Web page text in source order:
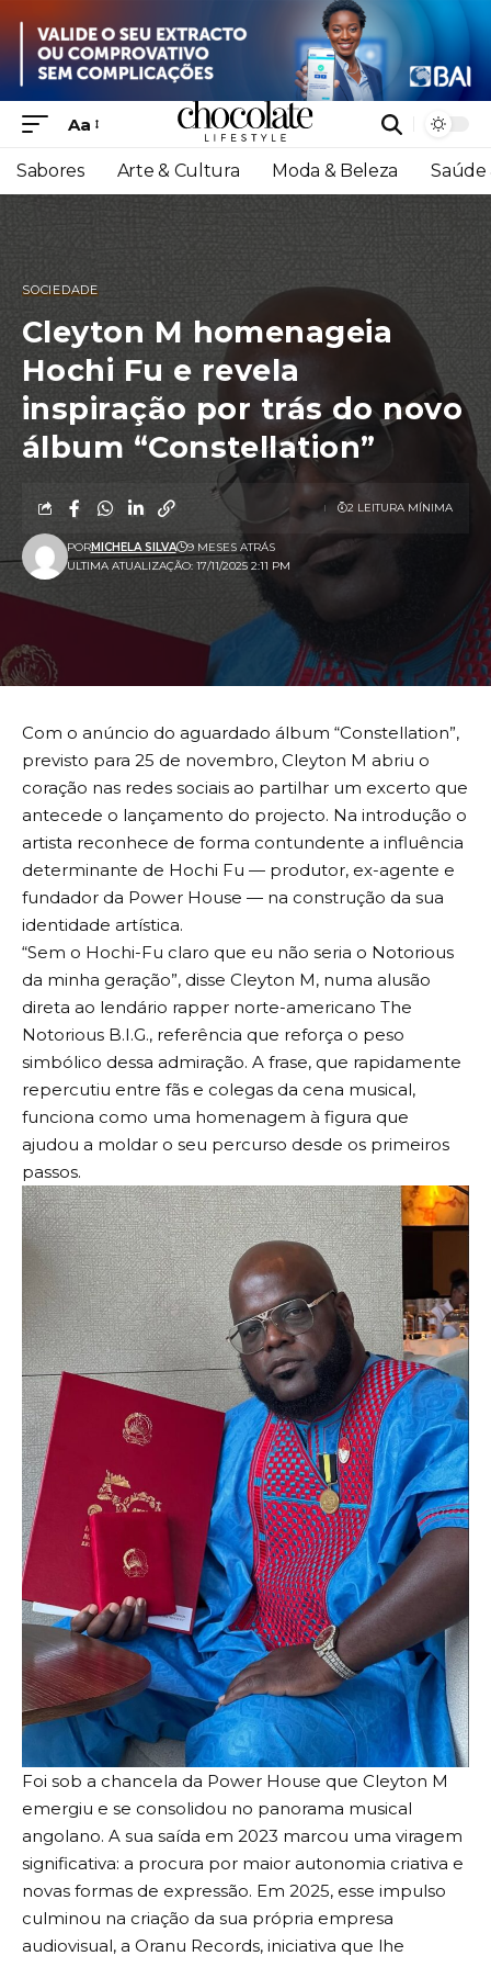
Aa
Sabores Arte & Cultura Moda & Beleza Saúde
SOCIEDADE
Cleyton M homenageia
Hochi Fu e revela
inspiração por trás do novo
álbum “Constellation”
ULTIMA ATUALIZAÇÃO: 17/11/2025 2:11 PM
PORMICHELA SILVA 9 MESES ATRÁS
2 LEITURA MÍNIMA
Com o anúncio do aguardado álbum “Constellation”,
previsto para 25 de novembro, Cleyton M abriu o
coração nas redes sociais ao partilhar um excerto que
antecede o lançamento do projecto. Na introdução o
artista reconhece de forma contundente a influência
determinante de Hochi Fu — produtor, ex-agente e
fundador da Power House — na construção da sua
identidade artística.
“Sem o Hochi-Fu claro que eu não seria o Notorious
da minha geração”, disse Cleyton M, numa alusão
direta ao lendário rapper norte-americano The
Notorious B.I.G., referência que reforça o peso
simbólico dessa admiração. A frase, que rapidamente
repercutiu entre fãs e colegas da cena musical,
funciona como uma homenagem à figura que
ajudou a moldar o seu percurso desde os primeiros
passos.
Foi sob a chancela da Power House que Cleyton M
emergiu e se consolidou no panorama musical
angolano. A sua saída em 2023 marcou uma viragem
significativa: a procura por maior autonomia criativa e
novas formas de expressão. Em 2025, esse impulso
culminou na criação da sua própria empresa
audiovisual, a Oranu Records, iniciativa que lhe